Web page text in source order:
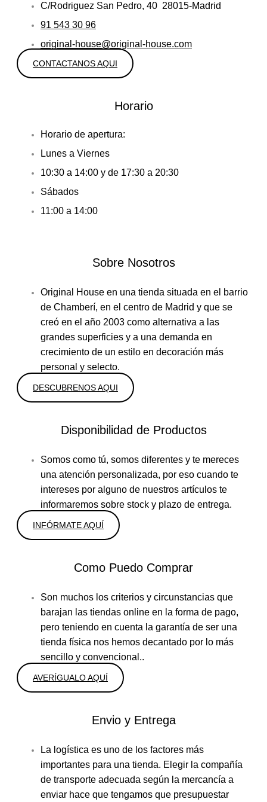
C/Rodriguez San Pedro, 40 28015-Madrid
91 543 30 96
original-house@original-house.com
CONTACTANOS AQUI
Horario
Horario de apertura:
Lunes a Viernes
10:30 a 14:00 y de 17:30 a 20:30
Sábados
11:00 a 14:00
Sobre Nosotros
Original House en una tienda situada en el barrio
de Chamberí, en el centro de Madrid y que se
creó en el año 2003 como alternativa a las
grandes superficies y a una demanda en
crecimiento de un estilo en decoración más
personal y selecto.
DESCUBRENOS AQUI
Disponibilidad de Productos
Somos como tú, somos diferentes y te mereces
una atención personalizada, por eso cuando te
intereses por alguno de nuestros artículos te
informaremos sobre stock y plazo de entrega.
INFÓRMATE AQUÍ
Como Puedo Comprar
Son muchos los criterios y circunstancias que
barajan las tiendas online en la forma de pago,
pero teniendo en cuenta la garantía de ser una
tienda física nos hemos decantado por lo más
sencillo y convencional..
AVERÍGUALO AQUÍ
Envio y Entrega
La logística es uno de los factores más
importantes para una tienda. Elegir la compañía
de transporte adecuada según la mercancía a
enviar hace que tengamos que presupuestar